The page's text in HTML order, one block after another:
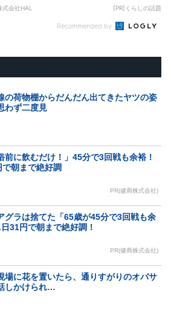
式会社HAL [PR]くらしの話題
Recommended by
の荷物棚からだんだん出てきたヤツの姿
わず二度見
前に飲むだけ！」45分で3回戦も余裕！
で朝まで絶好調
PR(健商株式会社)
グラは捨てた「65歳が45分で3回戦も余
31円で朝まで絶好調！
PR(健商株式会社)
場に花を置いたら、通りすがりのオバサ
しかけられ…